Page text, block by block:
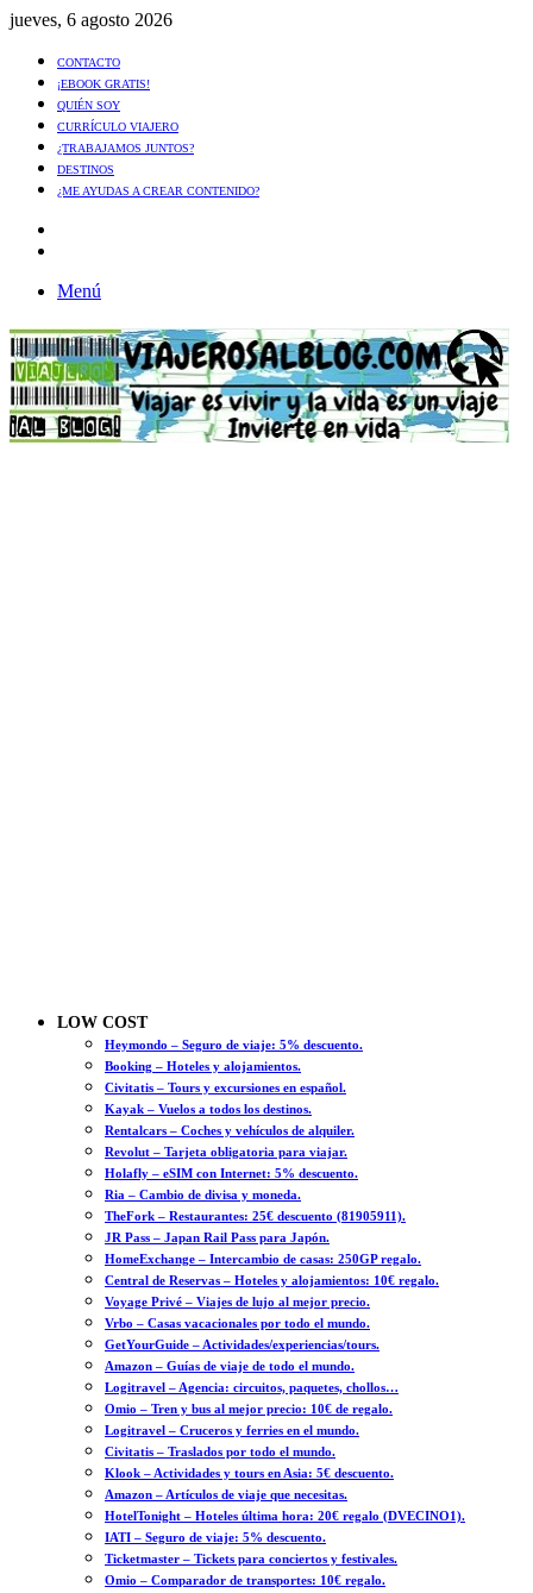
jueves, 6 agosto 2026
CONTACTO
¡EBOOK GRATIS!
QUIÉN SOY
CURRÍCULO VIAJERO
¿TRABAJAMOS JUNTOS?
DESTINOS
¿ME AYUDAS A CREAR CONTENIDO?
Menú
LOW COST
Heymondo – Seguro de viaje: 5% descuento.
Booking – Hoteles y alojamientos.
Civitatis – Tours y excursiones en español.
Kayak – Vuelos a todos los destinos.
Rentalcars – Coches y vehículos de alquiler.
Revolut – Tarjeta obligatoria para viajar.
Holafly – eSIM con Internet: 5% descuento.
Ria – Cambio de divisa y moneda.
TheFork – Restaurantes: 25€ descuento (81905911).
JR Pass – Japan Rail Pass para Japón.
HomeExchange – Intercambio de casas: 250GP regalo.
Central de Reservas – Hoteles y alojamientos: 10€ regalo.
Voyage Privé – Viajes de lujo al mejor precio.
Vrbo – Casas vacacionales por todo el mundo.
GetYourGuide – Actividades/experiencias/tours.
Amazon – Guías de viaje de todo el mundo.
Logitravel – Agencia: circuitos, paquetes, chollos…
Omio – Tren y bus al mejor precio: 10€ de regalo.
Logitravel – Cruceros y ferries en el mundo.
Civitatis – Traslados por todo el mundo.
Klook – Actividades y tours en Asia: 5€ descuento.
Amazon – Artículos de viaje que necesitas.
HotelTonight – Hoteles última hora: 20€ regalo (DVECINO1).
IATI – Seguro de viaje: 5% descuento.
Ticketmaster – Tickets para conciertos y festivales.
Omio – Comparador de transportes: 10€ regalo.